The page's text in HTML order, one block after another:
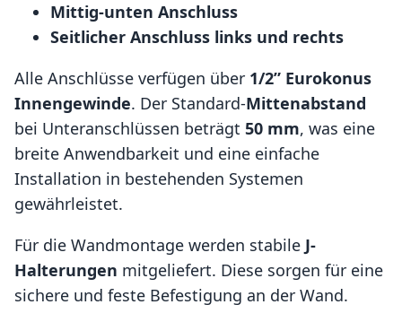
Mittig-unten Anschluss
Seitlicher Anschluss links und rechts
Alle Anschlüsse verfügen über 1/2” Eurokonus
Innengewinde. Der Standard-Mittenabstand
bei Unteranschlüssen beträgt 50 mm, was eine
breite Anwendbarkeit und eine einfache
Installation in bestehenden Systemen
gewährleistet.
Für die Wandmontage werden stabile J-
Halterungen mitgeliefert. Diese sorgen für eine
sichere und feste Befestigung an der Wand.